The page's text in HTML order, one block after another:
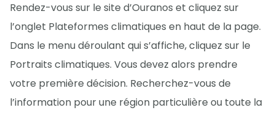
Rendez-vous sur le site d’Ouranos et cliquez sur
l’onglet Plateformes climatiques en haut de la page.
Dans le menu déroulant qui s’affiche, cliquez sur le
Portraits climatiques. Vous devez alors prendre
votre première décision. Recherchez-vous de
l’information pour une région particulière ou toute la